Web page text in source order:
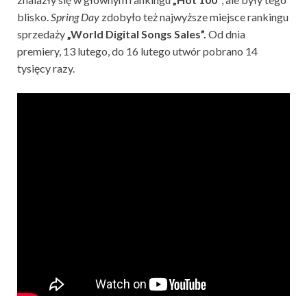
blisko.Spring Day zdobyło też najwyższe miejsce rankingu
sprzedaży„World Digital Songs Sales”. Od dnia
premiery, 13 lutego, do 16 lutego utwór pobrano 14
tysięcy razy.